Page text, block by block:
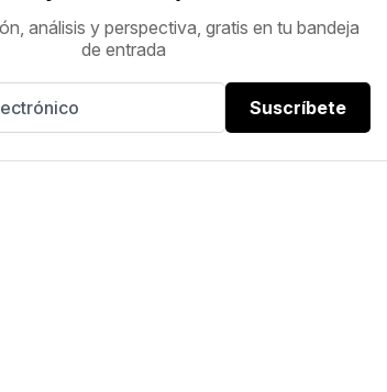
análisis y perspectiva, gratis en tu bandeja
de entrada
Suscríbete